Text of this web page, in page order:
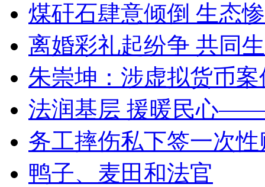
煤矸石肆意倾倒 生态
离婚彩礼起纷争 共同
朱崇坤：涉虚拟货币
法润基层 援暖民心
务工摔伤私下签一次
鸭子、麦田和法官